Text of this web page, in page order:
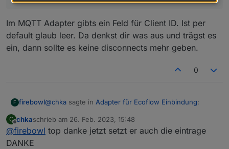
Im MQTT Adapter gibts ein Feld für Client ID. Ist per
default glaub leer. Da denkst dir was aus und trägst es
ein, dann sollte es keine disconnects mehr geben.
0
F firebowl@chka sagte in Adapter für Ecoflow Einbindung:
@haus-automatisierung sagte in Adapter für
C
Offline
chkaschrieb am 26. Feb. 2023, 15:48
zuletzt editiert von
@firebowl top danke jetzt setzt er auch die eintrage
DANKE